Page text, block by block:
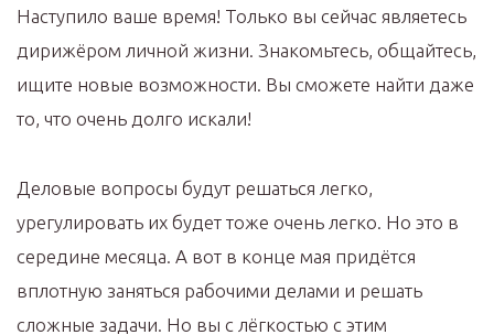
Наступило ваше время! Только вы сейчас являетесь
дирижёром личной жизни. Знакомьтесь, общайтесь,
ищите новые возможности. Вы сможете найти даже
то, что очень долго искали!
Деловые вопросы будут решаться легко,
урегулировать их будет тоже очень легко. Но это в
середине месяца. А вот в конце мая придётся
вплотную заняться рабочими делами и решать
сложные задачи. Но вы с лёгкостью с этим